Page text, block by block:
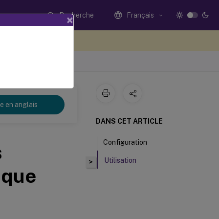
Recherche Français
en anglais
>
DANS CET ARTICLE
Configuration
Utilisation
×